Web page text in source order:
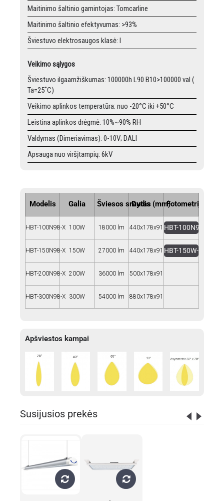
Maitinimo šaltinio gamintojas: Tomcarline
Maitinimo šaltinio efektyvumas: >93%
Šviestuvo elektrosaugos klasė: I
Veikimo sąlygos
Šviestuvo ilgaamžiškumas: 100000h L90 B10>100000 val (
Ta=25˚C)
Veikimo aplinkos temperatūra: nuo -20°C iki +50°C
Leistina aplinkos drėgmė: 10%~90% RH
Valdymas (Dimeriavimas): 0-10V; DALI
Apsauga nuo viršįtampių: 6kV
Modelis Galia Šviesos srautasDydis (mm)Fotometrija
HBT-100N98-X 100W 18000 lm 440x178x91 HBT-100N98-X-
HBT-150N98-X 150W 27000 lm 440x178x91 HBT-150W-
HBT-200N98-X 200W 36000 lm 500x178x91
HBT-300N98-X 300W 54000 lm 880x178x91
Apšviestos kampai
Susijusios prekės